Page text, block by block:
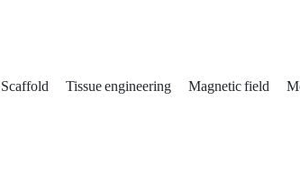
Scaffold Tissue engineering Magnetic field